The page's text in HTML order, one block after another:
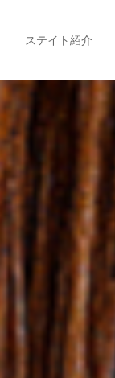
ステイト紹介